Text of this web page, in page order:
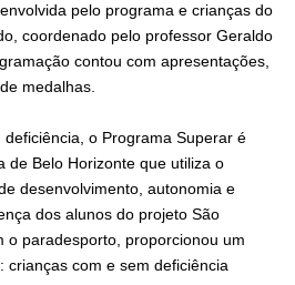
pelo programa e crianças do
coordenado pelo professor Geraldo
contou com apresentações,
medalhas.
o Programa Superar é
de Belo Horizonte que utiliza o
desenvolvimento, autonomia e
dos alunos do projeto São
o paradesporto, proporcionou um
crianças com e sem deficiência